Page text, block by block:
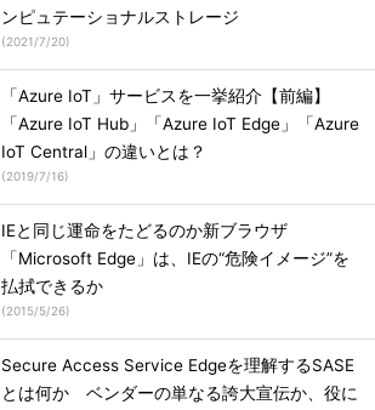
ンピュテーショナルストレージ
(2021/7/20)
「Azure IoT」サービスを一挙紹介【前編】
「Azure IoT Hub」「Azure IoT Edge」「Azure
IoT Central」の違いとは？
(2019/7/16)
IEと同じ運命をたどるのか新ブラウザ
「Microsoft Edge」は、IEの“危険イメージ”を
払拭できるか
(2015/5/26)
Secure Access Service Edgeを理解するSASE
とは何か ベンダーの単なる誇大宣伝か、役に